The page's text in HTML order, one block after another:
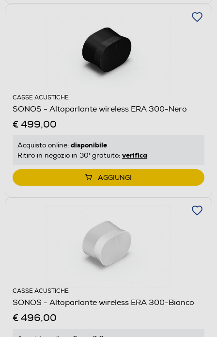
CASSE ACUSTICHE
SONOS - Altoparlante wireless ERA 300-Nero
€ 499,00
Acquisto online: disponibile
Ritiro in negozio in 30' gratuito: verifica
AGGIUNGI
CASSE ACUSTICHE
SONOS - Altoparlante wireless ERA 300-Bianco
€ 496,00